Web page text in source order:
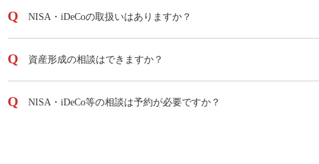
NISA・iDeCoの取扱いはありますか？
資産形成の相談はできますか？
NISA・iDeCo等の相談は予約が必要ですか？